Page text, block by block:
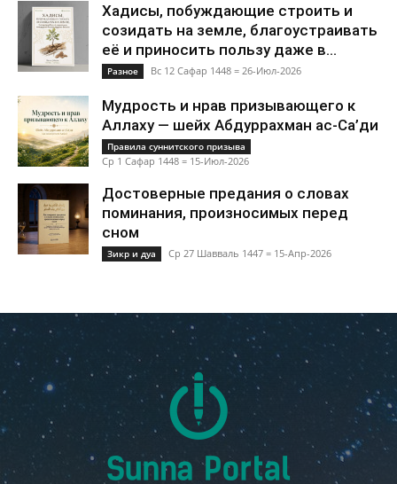
Хадисы, побуждающие строить и
созидать на земле, благоустраивать
её и приносить пользу даже в...
Разное Вс 12 Сафар 1448 = 26-Июл-2026
Мудрость и нрав призывающего к
Аллаху — шейх Абдуррахман ас-Са’ди
Правила суннитского призыва
Ср 1 Сафар 1448 = 15-Июл-2026
Достоверные предания о словах
поминания, произносимых перед
сном
Зикр и дуа Ср 27 Шавваль 1447 = 15-Апр-2026